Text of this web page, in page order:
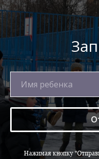
Нажимая кнопку